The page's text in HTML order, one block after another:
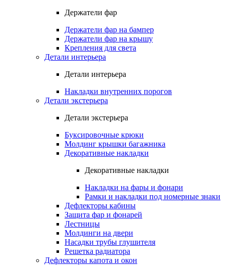
Держатели фар
Держатели фар на бампер
Держатели фар на крышу
Крепления для света
Детали интерьера
Детали интерьера
Накладки внутренних порогов
Детали экстерьера
Детали экстерьера
Буксировочные крюки
Молдинг крышки багажника
Декоративные накладки
Декоративные накладки
Накладки на фары и фонари
Рамки и накладки под номерные знаки
Дефлекторы кабины
Защита фар и фонарей
Лестницы
Молдинги на двери
Насадки трубы глушителя
Решетка радиатора
Дефлекторы капота и окон